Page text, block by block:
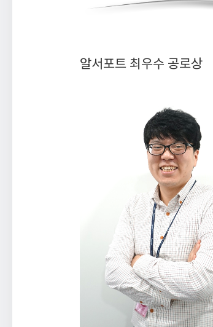
알서포트 최우수 공로상